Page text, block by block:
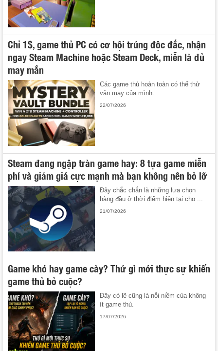
Chỉ 1$, game thủ PC có cơ hội trúng độc đắc, nhận
ngay Steam Machine hoặc Steam Deck, miễn là đủ
may mắn
Các game thủ hoàn toàn có thể thử
vận may của mình.
22/07/2026
Steam đang ngập tràn game hay: 8 tựa game miễn
phí và giảm giá cực mạnh mà bạn không nên bỏ lỡ
Đây chắc chắn là những lựa chọn
hàng đầu ở thời điểm hiện tại cho ...
21/07/2026
Game khó hay game cày? Thứ gì mới thực sự khiến
game thủ bỏ cuộc?
Đây có lẽ cũng là nỗi niềm của không
ít game thủ.
17/07/2026